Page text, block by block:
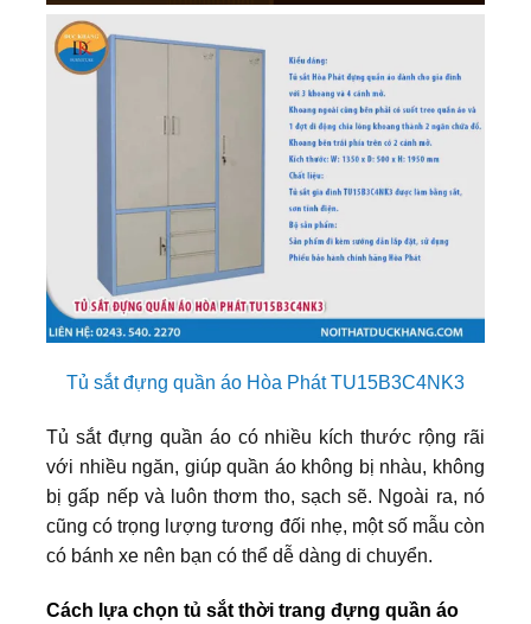
Tủ sắt đựng quần áo Hòa Phát TU15B3C4NK3
Tủ sắt đựng quần áo có nhiều kích thước rộng rãi
với nhiều ngăn, giúp quần áo không bị nhàu, không
bị gấp nếp và luôn thơm tho, sạch sẽ. Ngoài ra, nó
cũng có trọng lượng tương đối nhẹ, một số mẫu còn
có bánh xe nên bạn có thể dễ dàng di chuyển.
Cách lựa chọn tủ sắt thời trang đựng quần áo